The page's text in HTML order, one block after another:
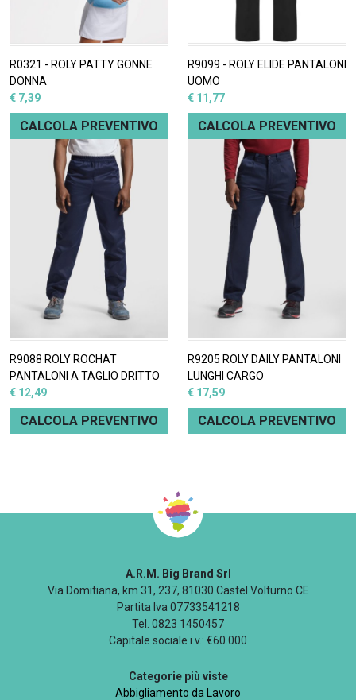
R0321 - ROLY PATTY GONNE
DONNA
€ 7,39
CALCOLA PREVENTIVO
R9099 - ROLY ELIDE PANTALONI
UOMO
€ 11,77
CALCOLA PREVENTIVO
R9088 ROLY ROCHAT
PANTALONI A TAGLIO DRITTO
€ 12,49
CALCOLA PREVENTIVO
R9205 ROLY DAILY PANTALONI
LUNGHI CARGO
€ 17,59
CALCOLA PREVENTIVO
A.R.M. Big Brand Srl
Via Domitiana, km 31, 237, 81030 Castel Volturno CE
Partita Iva 07733541218
Tel. 0823 1450457
Capitale sociale i.v.: €60.000
Categorie più viste
Abbigliamento da Lavoro